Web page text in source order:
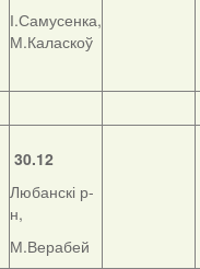
І.Самусенка,
М.Каласкоў
30.12
Любанскі р-
н,
М.Верабей